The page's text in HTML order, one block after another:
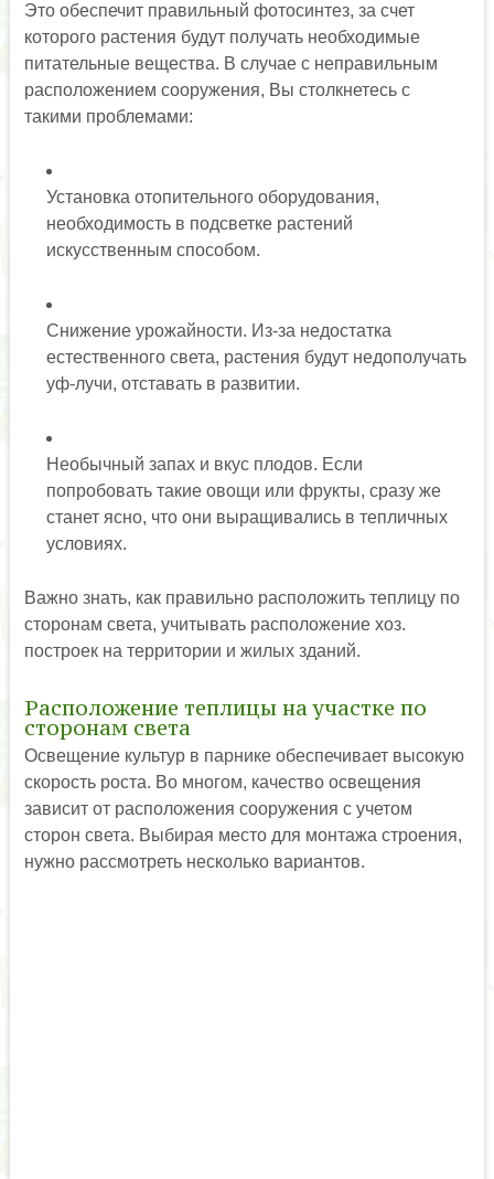
Это обеспечит правильный фотосинтез, за счет
которого растения будут получать необходимые
питательные вещества. В случае с неправильным
расположением сооружения, Вы столкнетесь с
такими проблемами:
Установка отопительного оборудования,
необходимость в подсветке растений
искусственным способом.
Снижение урожайности. Из-за недостатка
естественного света, растения будут недополучать
уф-лучи, отставать в развитии.
Необычный запах и вкус плодов. Если
попробовать такие овощи или фрукты, сразу же
станет ясно, что они выращивались в тепличных
условиях.
Важно знать, как правильно расположить теплицу по
сторонам света, учитывать расположение хоз.
построек на территории и жилых зданий.
Расположение теплицы на участке по
сторонам света
Освещение культур в парнике обеспечивает высокую
скорость роста. Во многом, качество освещения
зависит от расположения сооружения с учетом
сторон света. Выбирая место для монтажа строения,
нужно рассмотреть несколько вариантов.